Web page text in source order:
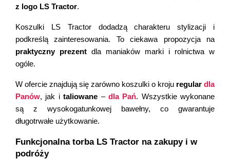
z logo LS Tractor.
Koszulki LS Tractor dodadzą charakteru stylizacji i
praktyczny prezent dla maniaków marki i rolnictwa w
ogóle.
W ofercie znajdują się zarówno koszulki o kroju regular dla
Panów, jak i taliowane – dla Pań. Wszystkie wykonane
są z wysokogatunkowej bawełny, co gwarantuje
długotrwałe użytkowanie.
Funkcjonalna torba LS Tractor na zakupy i w
podróży